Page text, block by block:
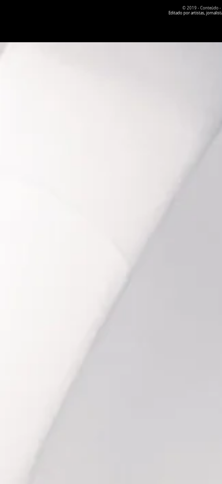
© 2019 - Conteúdo -
Editado por artistas,